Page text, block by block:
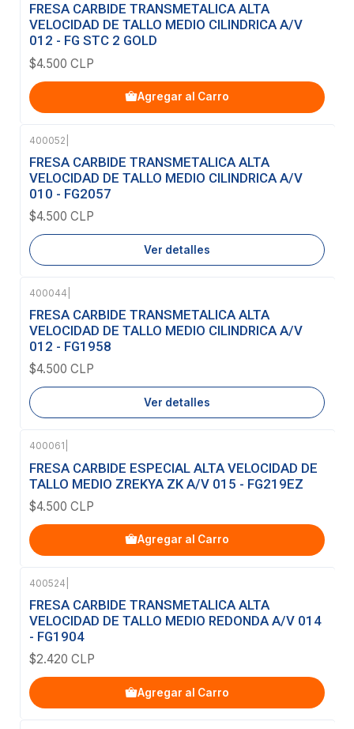
FRESA CARBIDE TRANSMETALICA ALTA
VELOCIDAD DE TALLO MEDIO CILINDRICA A/V
012 - FG STC 2 GOLD
$4.500 CLP
Agregar al Carro
Agotado
400052
FRESA CARBIDE TRANSMETALICA ALTA
VELOCIDAD DE TALLO MEDIO CILINDRICA A/V
010 - FG2057
$4.500 CLP
Ver detalles
Agotado
400044
FRESA CARBIDE TRANSMETALICA ALTA
VELOCIDAD DE TALLO MEDIO CILINDRICA A/V
012 - FG1958
$4.500 CLP
Ver detalles
400061
FRESA CARBIDE ESPECIAL ALTA VELOCIDAD DE
TALLO MEDIO ZREKYA ZK A/V 015 - FG219EZ
$4.500 CLP
Agregar al Carro
400524
FRESA CARBIDE TRANSMETALICA ALTA
VELOCIDAD DE TALLO MEDIO REDONDA A/V 014
- FG1904
$2.420 CLP
Agregar al Carro